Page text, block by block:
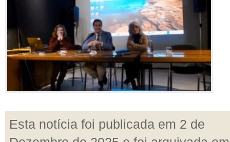
Esta notícia foi publicada em 2 de